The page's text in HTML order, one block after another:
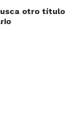
otro título